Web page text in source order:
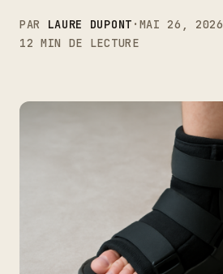
PAR LAURE DUPONT · MAI 26, 2026
12 MIN DE LECTURE